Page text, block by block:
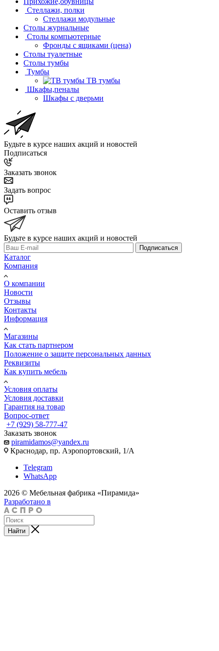
Стеллажи, полки
Стеллажи модульные
Столы журнальные
Столы компьютерные
Фронды с ящиками (цена)
Столы туалетные
Столы тумбы
Тумбы
ТВ тумбы
Шкафы,пеналы
Шкафы с дверьми
Будьте в курсе наших акций и новостей
Подписаться
Заказать звонок
Задать вопрос
Оставить отзыв
Будьте в курсе наших акций и новостей
Подписаться
Каталог
Компания
О компании
Новости
Отзывы
Контакты
Информация
Магазины
Как стать партнером
Положение о защите персональных данных
Реквизиты
Как купить мебель
Условия оплаты
Условия доставки
Гарантия на товар
Вопрос-ответ
+7 (929) 58-777-47
Заказать звонок
piramidamos@yandex.ru
Краснодар, пр. Аэропортовский, 1/А
Telegram
WhatsApp
2026 © Мебельная фабрика «Пирамида»
Разработано в
Найти